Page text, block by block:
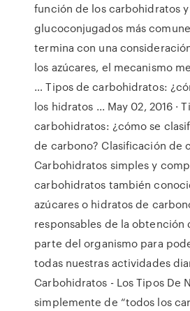
función de los carbohidratos
glucoconjugados más
termina con una
los azúcares, el mecanismo
… Tipos de carbohidratos:
los hidratos ... May 02, 2016 ·
carbohidratos: ¿cómo se
de carbono? Clasificación de
Carbohidratos simples y
carbohidratos también
azúcares o hidratos de
responsables de la obtención
parte del organismo para
todas nuestras actividades
Carbohidratos - Los Tipos De
simplemente de “todos los